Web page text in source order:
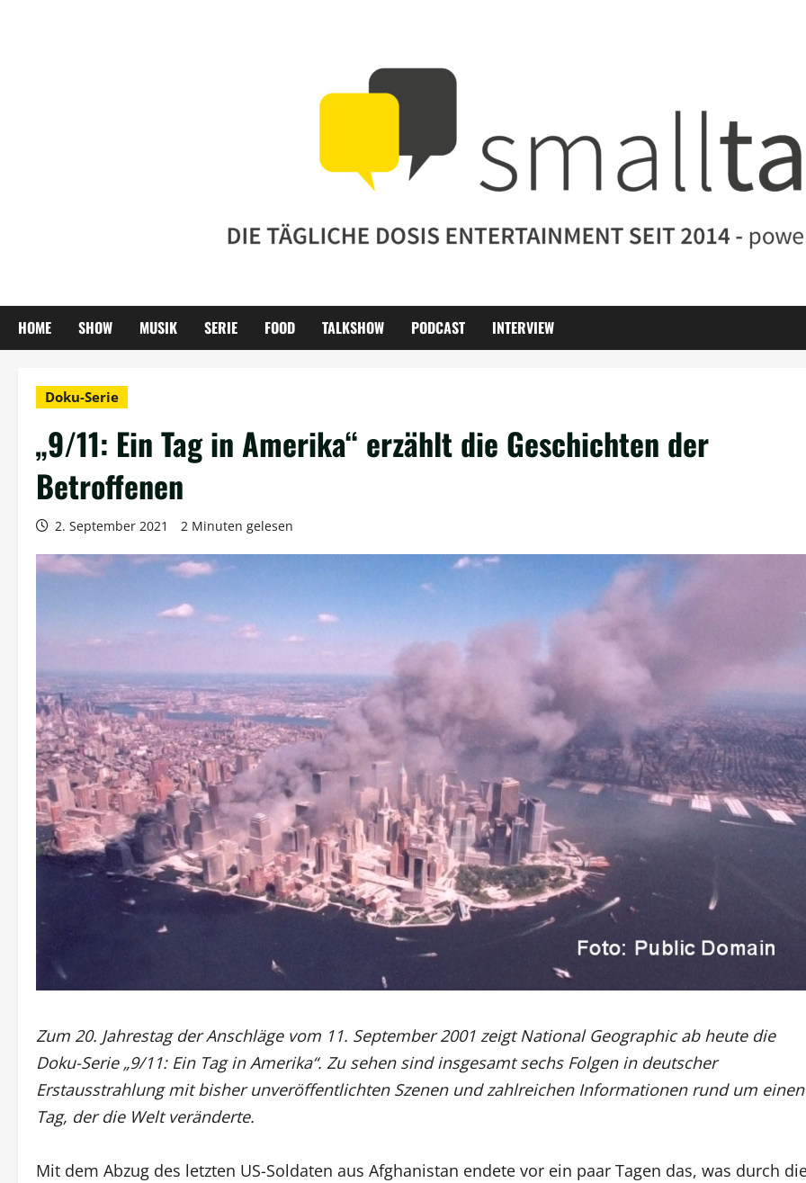
HOME SHOW MUSIK SERIE FOOD TALKSHOW PODCAST INTERVIEW
Doku-Serie
„9/11: Ein Tag in Amerika“ erzählt die Geschichten der
Betroffenen
2. September 2021 2 Minuten gelesen
Zum 20. Jahrestag der Anschläge vom 11. September 2001 zeigt National Geographic ab heute die
Doku-Serie „9/11: Ein Tag in Amerika“. Zu sehen sind insgesamt sechs Folgen in deutscher
Erstausstrahlung mit bisher unveröffentlichten Szenen und zahlreichen Informationen rund um einen
Tag, der die Welt veränderte.
Mit dem Abzug des letzten US-Soldaten aus Afghanistan endete vor ein paar Tagen das, was durch